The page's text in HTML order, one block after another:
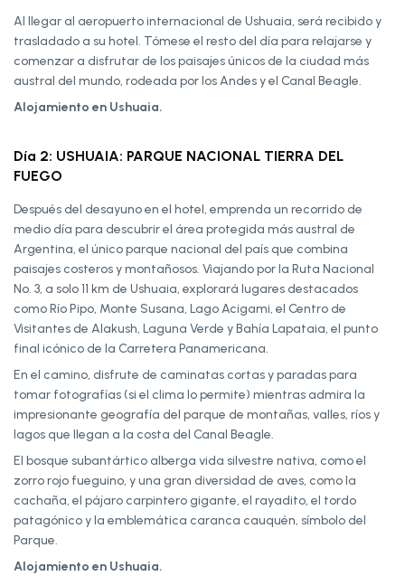
Al llegar al aeropuerto internacional de Ushuaia, será recibido y
trasladado a su hotel. Tómese el resto del día para relajarse y
comenzar a disfrutar de los paisajes únicos de la ciudad más
austral del mundo, rodeada por los Andes y el Canal Beagle.
Alojamiento en Ushuaia.
Día 2: USHUAIA: PARQUE NACIONAL TIERRA DEL
FUEGO
Después del desayuno en el hotel, emprenda un recorrido de
medio día para descubrir el área protegida más austral de
Argentina, el único parque nacional del país que combina
paisajes costeros y montañosos. Viajando por la Ruta Nacional
No. 3, a solo 11 km de Ushuaia, explorará lugares destacados
como Río Pipo, Monte Susana, Lago Acigami, el Centro de
Visitantes de Alakush, Laguna Verde y Bahía Lapataia, el punto
final icónico de la Carretera Panamericana.
En el camino, disfrute de caminatas cortas y paradas para
tomar fotografías (si el clima lo permite) mientras admira la
impresionante geografía del parque de montañas, valles, ríos y
lagos que llegan a la costa del Canal Beagle.
El bosque subantártico alberga vida silvestre nativa, como el
zorro rojo fueguino, y una gran diversidad de aves, como la
cachaña, el pájaro carpintero gigante, el rayadito, el tordo
patagónico y la emblemática caranca cauquén, símbolo del
Parque.
Alojamiento en Ushuaia.